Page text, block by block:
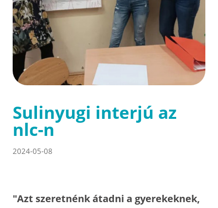
Sulinyugi interjú az
nlc-n
2024-05-08
"Azt szeretnénk átadni a gyerekeknek,